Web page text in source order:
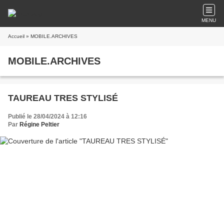
MENU
Accueil » MOBILE.ARCHIVES
MOBILE.ARCHIVES
TAUREAU TRES STYLISÉ
Publié le 28/04/2024 à 12:16
Par Régine Peltier